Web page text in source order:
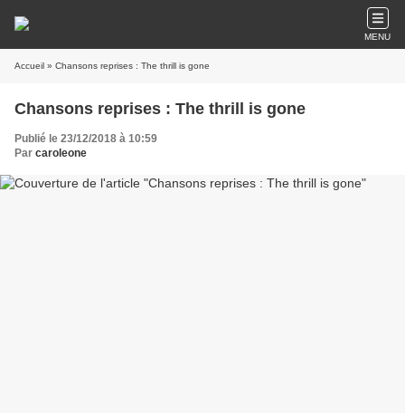
MENU
Accueil » Chansons reprises : The thrill is gone
Chansons reprises : The thrill is gone
Publié le 23/12/2018 à 10:59
Par caroleone